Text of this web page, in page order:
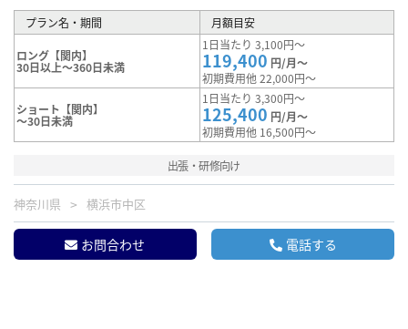
プラン名・期間 月額目安
ロング【関内】
30日以上～360日未満
1日当たり 3,100円～
119,400 円/月～
初期費用他 22,000円～
ショート【関内】
～30日未満
1日当たり 3,300円～
125,400 円/月～
初期費用他 16,500円～
出張・研修向け
神奈川県 横浜市中区
お問合わせ 電話する